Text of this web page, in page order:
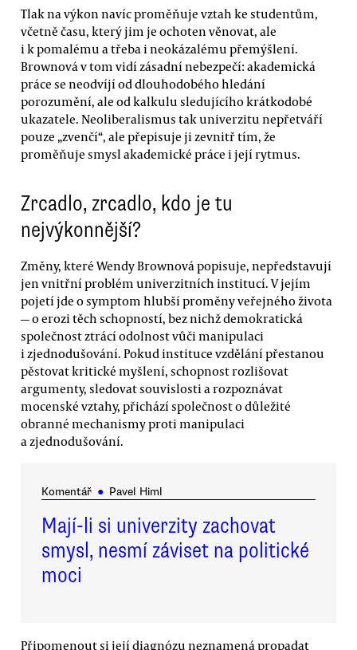
Tlak na výkon navíc proměňuje vztah ke studentům,
včetně času, který jim je ochoten věnovat, ale
i k pomalému a třeba i neokázalému přemýšlení.
Brownová v tom vidí zásadní nebezpečí: akademická
práce se neodvíjí od dlouhodobého hledání
porozumění, ale od kalkulu sledujícího krátkodobé
ukazatele. Neoliberalismus tak univerzitu nepřetváří
pouze „zvenčí“, ale přepisuje ji zevnitř tím, že
proměňuje smysl akademické práce i její rytmus.
Zrcadlo, zrcadlo, kdo je tu
nejvýkonnější?
Změny, které Wendy Brownová popisuje, nepředstavují
jen vnitřní problém univerzitních institucí. V jejím
pojetí jde o symptom hlubší proměny veřejného života
— o erozi těch schopností, bez nichž demokratická
společnost ztrácí odolnost vůči manipulaci
i zjednodušování. Pokud instituce vzdělání přestanou
pěstovat kritické myšlení, schopnost rozlišovat
argumenty, sledovat souvislosti a rozpoznávat
mocenské vztahy, přichází společnost o důležité
obranné mechanismy proti manipulaci
a zjednodušování.
Komentář ● Pavel Himl
Mají-li si univerzity zachovat
smysl, nesmí záviset na politické
moci
Připomenout si její diagnózu neznamená propadat